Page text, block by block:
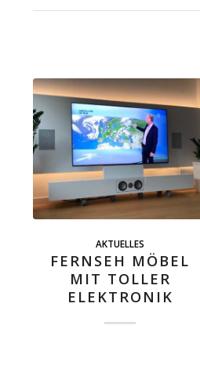
AKTUELLES
FERNSEH MÖBEL
MIT TOLLER
ELEKTRONIK